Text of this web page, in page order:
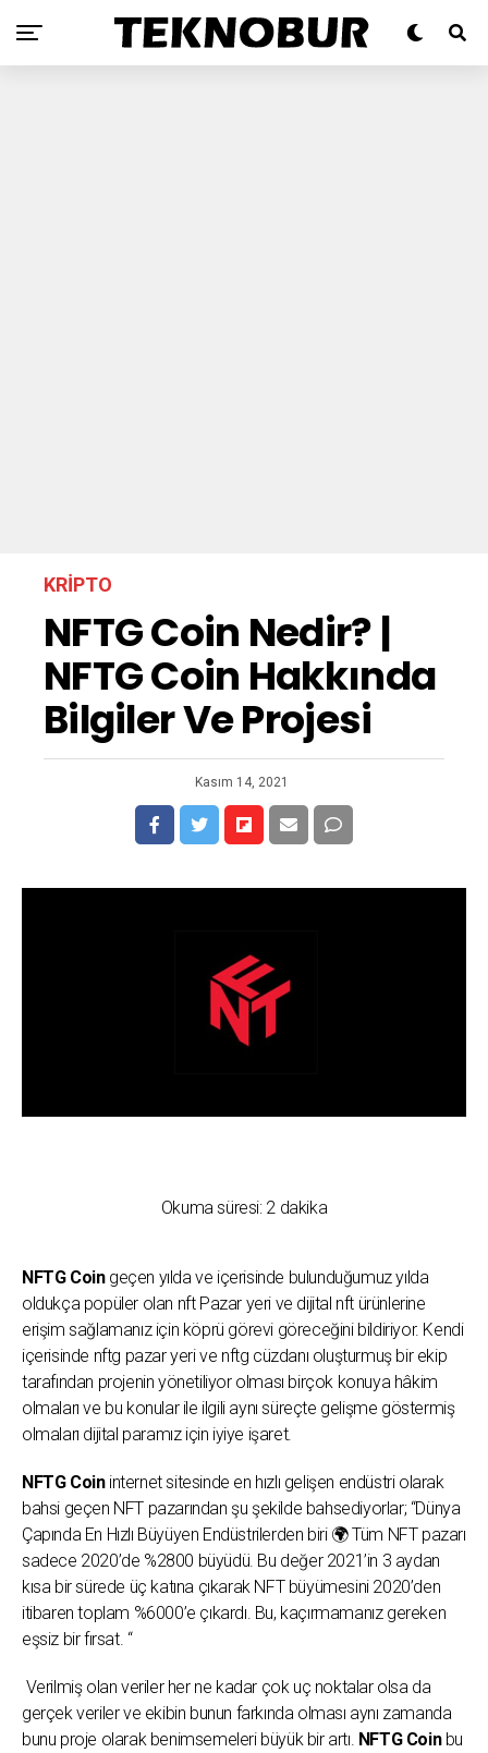
KRIPTO
NFTG Coin Nedir? |
NFTG Coin Hakkında
Bilgiler Ve Projesi
Kasım 14, 2021
Okuma süresi: 2 dakika
NFTG Coin geçen yılda ve içerisinde bulunduğumuz yılda
oldukça popüler olan nft Pazar yeri ve dijital nft ürünlerine
erişim sağlamanız için köprü görevi göreceğini bildiriyor. Kendi
içerisinde nftg pazar yeri ve nftg cüzdanı oluşturmuş bir ekip
tarafından projenin yönetiliyor olması birçok konuya hâkim
olmaları ve bu konular ile ilgili aynı süreçte gelişme göstermiş
olmaları dijital paramız için iyiye işaret.
NFTG Coin internet sitesinde en hızlı gelişen endüstri olarak
bahsi geçen NFT pazarından şu şekilde bahsediyorlar; “Dünya
Çapında En Hızlı Büyüyen Endüstrilerden biri 🌍 Tüm NFT pazarı
sadece 2020’de %2800 büyüdü. Bu değer 2021’in 3 aydan
kısa bir sürede üç katına çıkarak NFT büyümesini 2020’den
itibaren toplam %6000’e çıkardı. Bu, kaçırmamanız gereken
eşsiz bir fırsat. “
Verilmiş olan veriler her ne kadar çok uç noktalar olsa da
gerçek veriler ve ekibin bunun farkında olması aynı zamanda
bunu proje olarak benimsemeleri büyük bir artı. NFTG Coin bu